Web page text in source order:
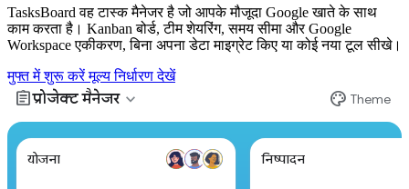
TasksBoard वह टास्क मैनेजर है जो आपके मौजूदा Google खाते के साथ
काम करता है। Kanban बोर्ड, टीम शेयरिंग, समय सीमा और Google
Workspace एकीकरण, बिना अपना डेटा माइग्रेट किए या कोई नया टूल सीखे।
मुफ्त में शुरू करेंमूल्य निर्धारण देखें
assignmentप्रोजेक्ट मैनेजर expand_more palette Theme
योजना निष्पादन